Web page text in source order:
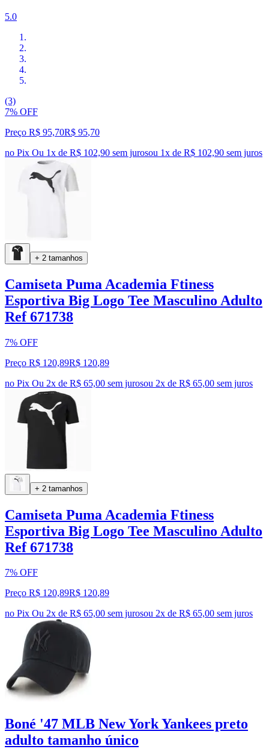
5.0
(3)
7% OFF
Preço R$ 95,70R$ 95,70
no Pix Ou 1x de R$ 102,90 sem jurosou 1x de R$ 102,90 sem juros
+ 2 tamanhos
Camiseta Puma Academia Ftiness
Esportiva Big Logo Tee Masculino Adulto
Ref 671738
7% OFF
Preço R$ 120,89R$ 120,89
no Pix Ou 2x de R$ 65,00 sem jurosou 2x de R$ 65,00 sem juros
+ 2 tamanhos
Camiseta Puma Academia Ftiness
Esportiva Big Logo Tee Masculino Adulto
Ref 671738
7% OFF
Preço R$ 120,89R$ 120,89
no Pix Ou 2x de R$ 65,00 sem jurosou 2x de R$ 65,00 sem juros
Boné '47 MLB New York Yankees preto
adulto tamanho único